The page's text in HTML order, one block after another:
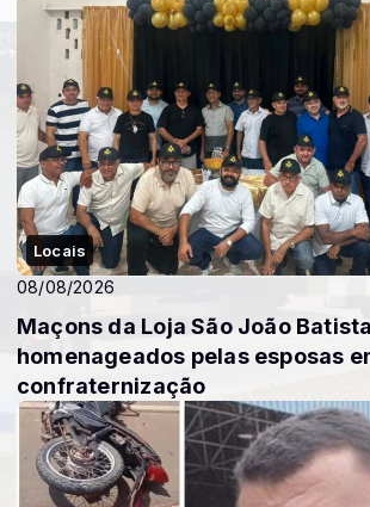
Locais
08/08/2026
Maçons da Loja São João
homenageados pelas esposas
confraternização